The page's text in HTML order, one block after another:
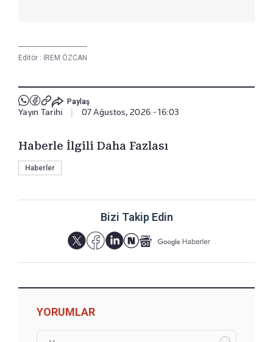
Editör : İREM ÖZCAN
Paylaş
Yayın Tarihi 07 Ağustos, 2026 - 16:03
Haberle İlgili Daha Fazlası
Haberler
Bizi Takip Edin
YORUMLAR